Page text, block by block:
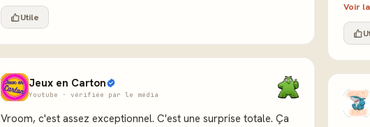
Utile
Jeux en Carton
Youtube · vérifiée par le média
Vroom, c'est assez exceptionnel. C'est une surprise totale. Ça
Voir